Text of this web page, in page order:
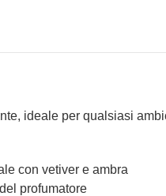
ideale per qualsiasi
con vetiver e ambra
profumatore